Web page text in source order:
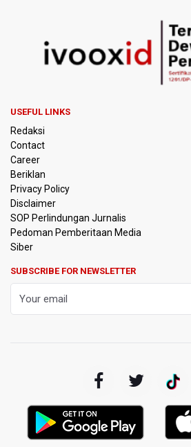
BEI Catat Pertumbuhan Investor
Flores Bersiap Gelar Festival Golo
Kemkomdigi Targetkan Reaktivasi
TNI Gelar Latihan Kesiapsiagaan
Pemprov Jabar Sediakan Knalpot
Polisi saat Razia Knalpot Brong
BPS Sebut Sensus Ekonomi 2026
Struktur Perekonomian Nasional
Kebakaran Hutan dan Lahan Terjadi
di Sumatra, Kalimantan, dan Pulau
Lawan Thailand
USEFUL LINKS
Redaksi
Contact
Career
Beriklan
Privacy Policy
Disclaimer
SOP Perlindungan Jurnalis
Pedoman Pemberitaan Media
Siber
SUBSCRIBE FOR NEWSLETTER